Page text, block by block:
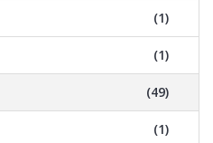
(1)
(1)
(49)
(1)